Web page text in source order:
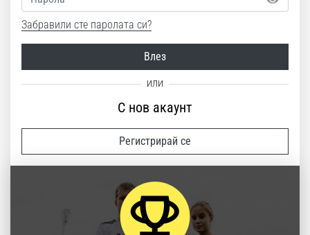
Забравили сте паролата си?
Влез
С нов акаунт
Регистрирай се